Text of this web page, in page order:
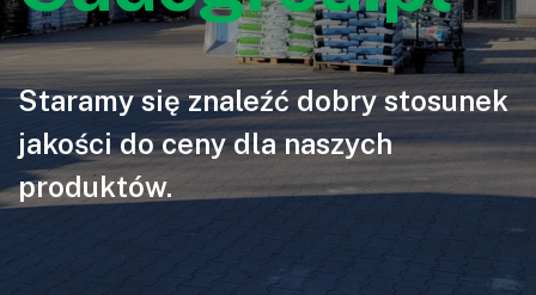
Staramy się znaleźć dobry stosunek
jakości do ceny dla naszych
produktów.